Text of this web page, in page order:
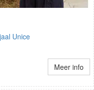
Unice
Meer info